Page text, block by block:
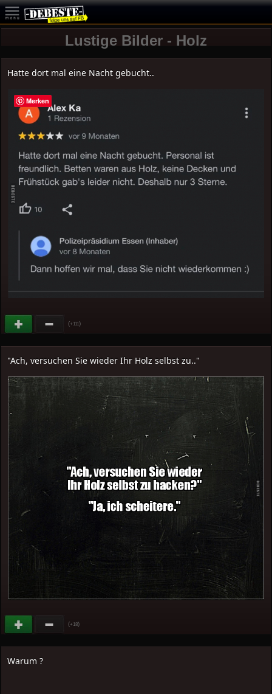
Lustige Bilder - Holz
Hatte dort mal eine Nacht gebucht..
(+111)
"Ach, versuchen Sie wieder Ihr Holz selbst zu.."
(+18)
Warum ?
Merken